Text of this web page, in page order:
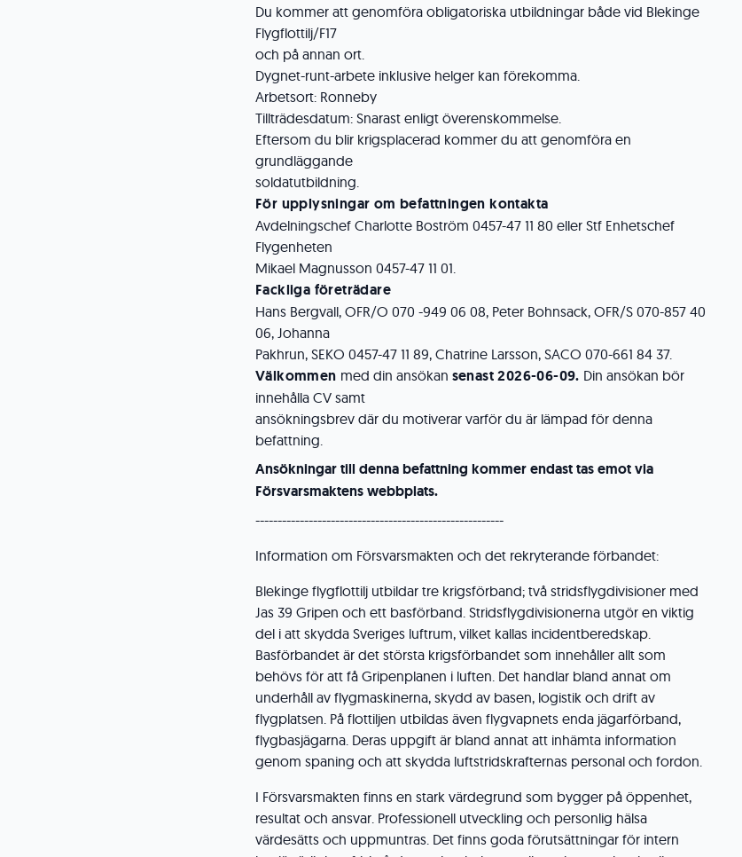
Du kommer att genomföra obligatoriska utbildningar både vid Blekinge
Flygflottilj/F17
och på annan ort.
Dygnet-runt-arbete inklusive helger kan förekomma.
Arbetsort: Ronneby
Tillträdesdatum: Snarast enligt överenskommelse.
Eftersom du blir krigsplacerad kommer du att genomföra en
grundläggande
soldatutbildning.
För upplysningar om befattningen kontakta
Avdelningschef Charlotte Boström 0457-47 11 80 eller Stf Enhetschef
Flygenheten
Mikael Magnusson 0457-47 11 01.
Fackliga företrädare
Hans Bergvall, OFR/O 070 -949 06 08, Peter Bohnsack, OFR/S 070-857 40
06, Johanna
Pakhrun, SEKO 0457-47 11 89, Chatrine Larsson, SACO 070-661 84 37.
Välkommen med din ansökan senast 2026-06-09. Din ansökan bör
innehålla CV samt
ansökningsbrev där du motiverar varför du är lämpad för denna
befattning.
Ansökningar till denna befattning kommer endast tas emot via
Försvarsmaktens webbplats.
--------------------------------------------------------
Information om Försvarsmakten och det rekryterande förbandet:
Blekinge flygflottilj utbildar tre krigsförband; två stridsflygdivisioner med
Jas 39 Gripen och ett basförband. Stridsflygdivisionerna utgör en viktig
del i att skydda Sveriges luftrum, vilket kallas incidentberedskap.
Basförbandet är det största krigsförbandet som innehåller allt som
behövs för att få Gripenplanen i luften. Det handlar bland annat om
underhåll av flygmaskinerna, skydd av basen, logistik och drift av
flygplatsen. På flottiljen utbildas även flygvapnets enda jägarförband,
flygbasjägarna. Deras uppgift är bland annat att inhämta information
genom spaning och att skydda luftstridskrafternas personal och fordon.
I Försvarsmakten finns en stark värdegrund som bygger på öppenhet,
resultat och ansvar. Professionell utveckling och personlig hälsa
värdesätts och uppmuntras. Det finns goda förutsättningar för intern